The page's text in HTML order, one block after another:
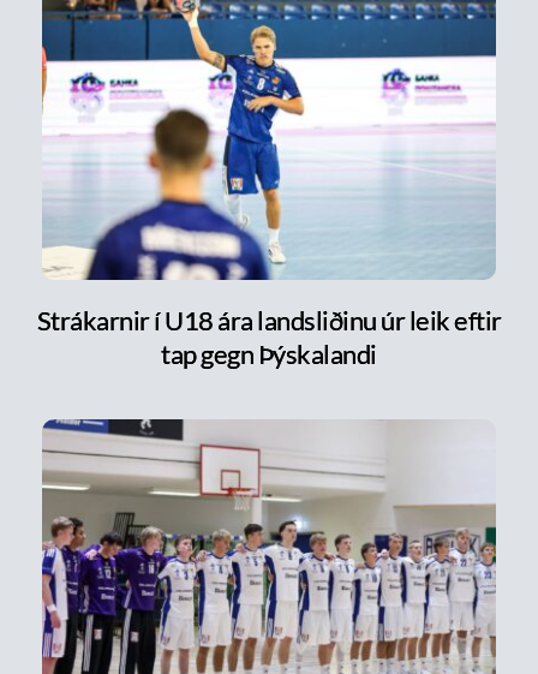
Strákarnir í U18 ára landsliðinu úr leik eftir
tap gegn Þýskalandi